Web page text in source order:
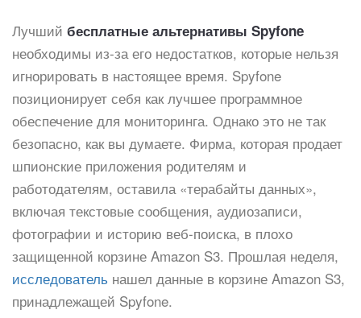
Лучший бесплатные альтернативы Spyfone
необходимы из-за его недостатков, которые нельзя
игнорировать в настоящее время. Spyfone
позиционирует себя как лучшее программное
обеспечение для мониторинга. Однако это не так
безопасно, как вы думаете. Фирма, которая продает
шпионские приложения родителям и
работодателям, оставила «терабайты данных»,
включая текстовые сообщения, аудиозаписи,
фотографии и историю веб-поиска, в плохо
защищенной корзине Amazon S3. Прошлая неделя,
исследователь нашел данные в корзине Amazon S3,
принадлежащей Spyfone.